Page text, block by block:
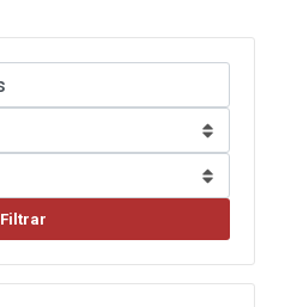
Filtrar